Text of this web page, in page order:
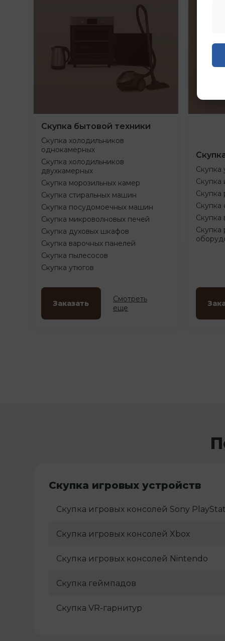
Скупка бытовой техники
Скупка холодильников
однокамерных
Скупка холодильников
двухкамерных
Скупка морозильных камер
Скупка стиральных машин
Скупка посудомоечных машин
Скупка микроволновых печей
Скупка духовых шкафов
Скупка варочных панелей
Скупка пылесосов
Скупка утюгов
Заказать
Смотреть
еще
Скупка
Скупка
Скупка
Скупка
Скупка
Скупка
Скупка игровых устройств
Скупка игровых консолей Sony
Скупка игровых консолей Xbox
Скупка игровых консолей Nintendo
Скупка геймпадов
Скупка VR-гарнитур